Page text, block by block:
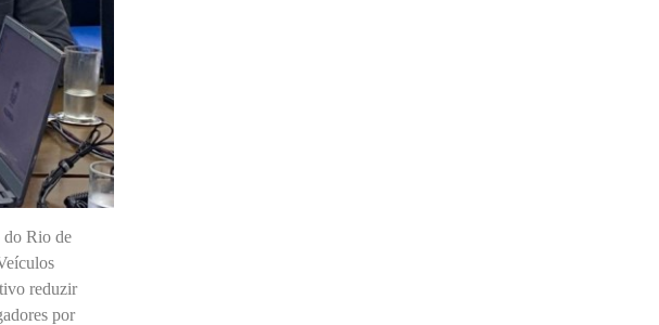
do Rio de
reduzir
por